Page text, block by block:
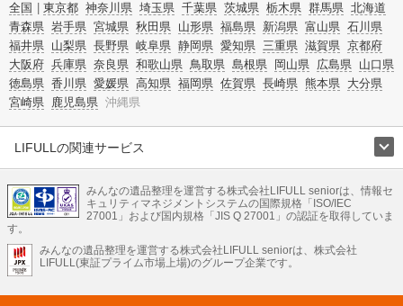
全国 東京都 神奈川県 埼玉県 千葉県 茨城県 栃木県 群馬県 北海道
青森県 岩手県 宮城県 秋田県 山形県 福島県 新潟県 富山県 石川県
福井県 山梨県 長野県 岐阜県 静岡県 愛知県 三重県 滋賀県 京都府
大阪府 兵庫県 奈良県 和歌山県 鳥取県 島根県 岡山県 広島県 山口県
徳島県 香川県 愛媛県 高知県 福岡県 佐賀県 長崎県 熊本県 大分県
宮崎県 鹿児島県 沖縄県
LIFULLの関連サービス
不動産・住宅
引越し 老人ホーム 地方創生 ママの就労支援
不動産クラウドファンディング 遺品整理 老後の暮らし情報
LIFULL HOME'Sのサービス
不動産・住宅
不動産査定 マンション専門売却査定 不動産投資 アドバイザー
みんなの遺品整理を運営する株式会社LIFULL seniorは、情報セ
キュリティマネジメントシステムの国際規格「ISO/IEC
27001」および国内規格「JIS Q 27001」の認証を取得していま
す。
みんなの遺品整理を運営する株式会社LIFULL seniorは、株式会社
LIFULL(東証プライム市場上場)のグループ企業です。